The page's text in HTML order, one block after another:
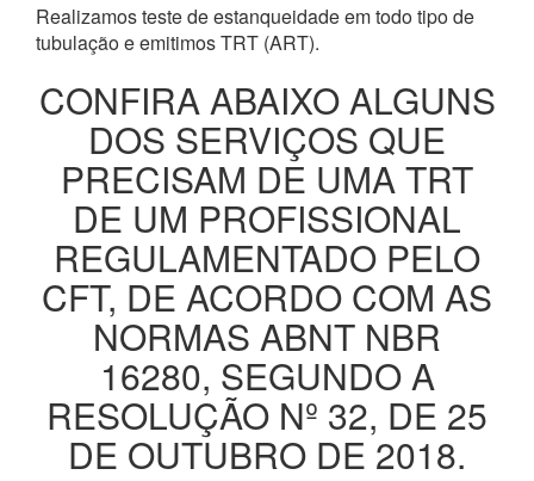
Realizamos teste de estanqueidade em todo tipo de
tubulação e emitimos TRT (ART).
CONFIRA ABAIXO ALGUNS
DOS SERVIÇOS QUE
PRECISAM DE UMA TRT
DE UM PROFISSIONAL
REGULAMENTADO PELO
CFT, DE ACORDO COM AS
NORMAS ABNT NBR
16280, SEGUNDO A
RESOLUÇÃO Nº 32, DE 25
DE OUTUBRO DE 2018.